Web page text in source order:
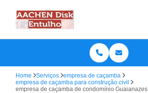
Home Serviços
empresa de caçamba
empresa de caçamba para construção civil
empresa de caçamba de condomínio Guaianazes